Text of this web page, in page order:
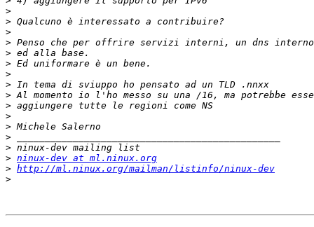
>
>
>
>
>
>
>
>
>
>
>
>
>
>
> ninux-dev at ml.ninux.org
> http://ml.ninux.org/mailman/listinfo/ninux-dev
>